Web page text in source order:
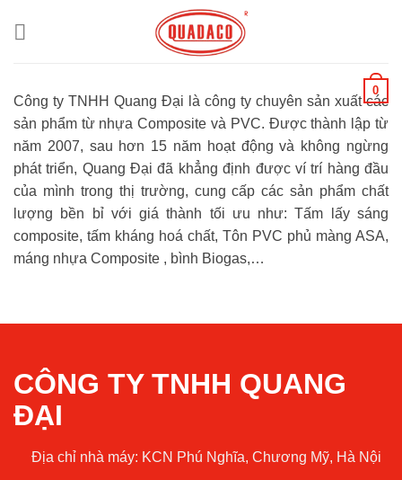
0
Công ty TNHH Quang Đại là công ty chuyên sản xuất các
sản phẩm từ nhựa Composite và PVC. Được thành lập từ
năm 2007, sau hơn 15 năm hoạt động và không ngừng
phát triển, Quang Đại đã khẳng định được ví trí hàng đầu
của mình trong thị trường, cung cấp các sản phẩm chất
lượng bền bỉ với giá thành tối ưu như: Tấm lấy sáng
composite, tấm kháng hoá chất, Tôn PVC phủ màng ASA,
máng nhựa Composite , bình Biogas,…
CÔNG TY TNHH QUANG
ĐẠI
Địa chỉ nhà máy: KCN Phú Nghĩa, Chương Mỹ, Hà Nội